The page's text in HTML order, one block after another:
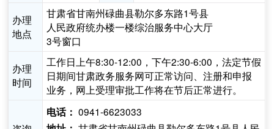
办理
地点
甘肃省甘南州碌曲县勒尔多东路1号县
人民政府统办楼一楼综治服务中心大厅
3号窗口
办理
时间
工作日上午8:30-12:00，下午2:30-6:00，法定节假
日期间甘肃政务服务网可正常访问、注册和申报
业务，网上受理审批工作将在节后正常进行。
电话： 0941-6623033